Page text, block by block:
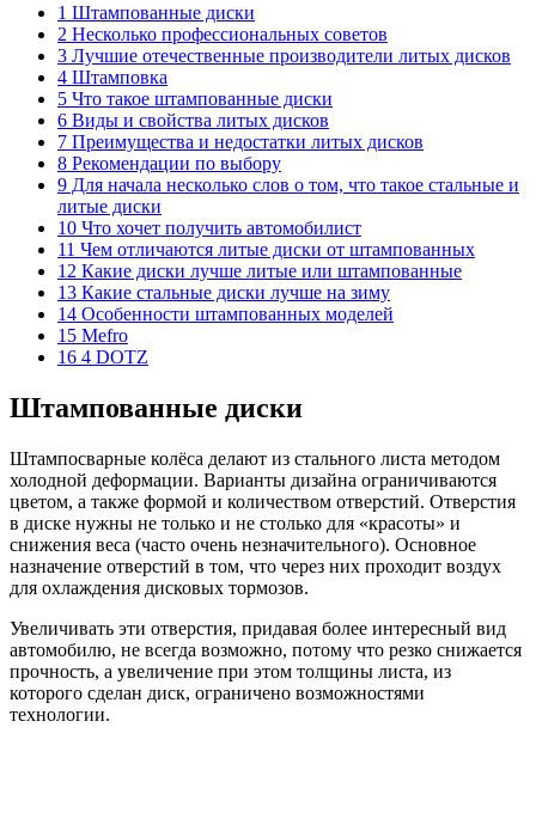
1 Штампованные диски
2 Несколько профессиональных советов
3 Лучшие отечественные производители литых дисков
4 Штамповка
5 Что такое штампованные диски
6 Виды и свойства литых дисков
7 Преимущества и недостатки литых дисков
8 Рекомендации по выбору
9 Для начала несколько слов о том, что такое стальные и
литые диски
10 Что хочет получить автомобилист
11 Чем отличаются литые диски от штампованных
12 Какие диски лучше литые или штампованные
13 Какие стальные диски лучше на зиму
14 Особенности штампованных моделей
15 Mefro
16 4 DOTZ
Штампованные диски
Штампосварные колёса делают из стального листа методом
холодной деформации. Варианты дизайна ограничиваются
цветом, а также формой и количеством отверстий. Отверстия
в диске нужны не только и не столько для «красоты» и
снижения веса (часто очень незначительного). Основное
назначение отверстий в том, что через них проходит воздух
для охлаждения дисковых тормозов.
Увеличивать эти отверстия, придавая более интересный вид
автомобилю, не всегда возможно, потому что резко снижается
прочность, а увеличение при этом толщины листа, из
которого сделан диск, ограничено возможностями
технологии.